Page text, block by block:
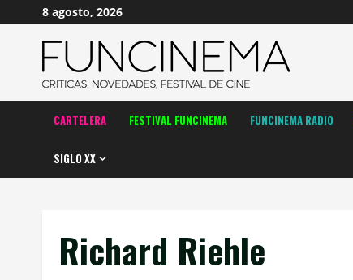
contenido
8 agosto, 2026
CARTELERA FESTIVAL FUNCINEMA FUNCINEMA RADIO
SIGLO XX
Richard Riehle